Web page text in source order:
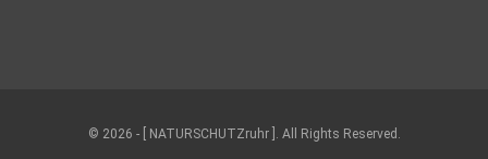
© 2026 - [ NATURSCHUTZruhr ]. All Rights Reserved.